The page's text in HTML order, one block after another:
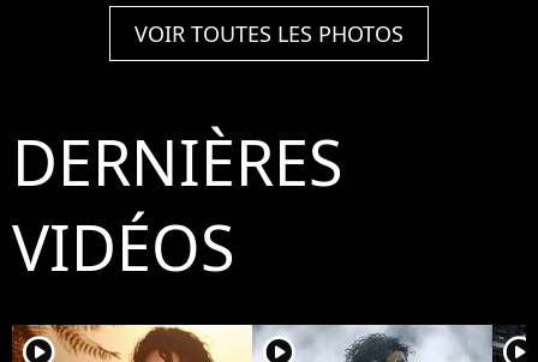
VOIR TOUTES LES PHOTOS
DERNIÈRES
VIDÉOS
player2 player2 player2